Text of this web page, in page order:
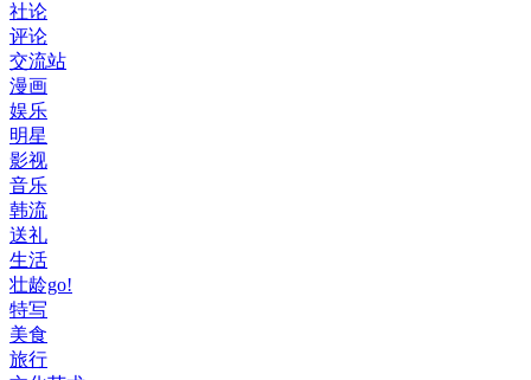
社论
评论
交流站
漫画
娱乐
明星
影视
音乐
韩流
送礼
生活
壮龄go!
特写
美食
旅行